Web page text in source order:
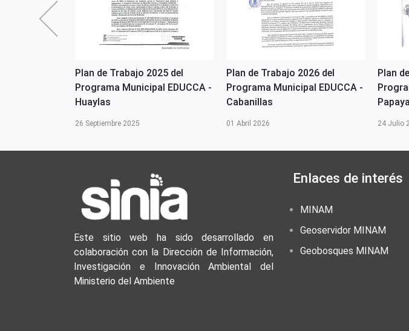
Plan de Trabajo 2025 del
Programa Municipal EDUCCA -
Huaylas
26 Septiembre 2025
Plan de Trabajo 2026 del
Programa Municipal EDUCCA -
Cabanillas
01 Abril 2026
Plan
24 Julio
Este sitio web ha sido desarrollado en
colaboración con la Dirección de Información,
Investigación e Innovación Ambiental del
Ministerio del Ambiente
Enlaces de interés
MINAM
Geoservidor MINAM
Geobosques MINAM